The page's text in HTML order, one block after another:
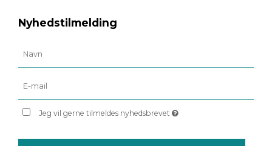
Nyhedstilmelding
Jeg vil gerne tilmeldes nyhedsbrevet